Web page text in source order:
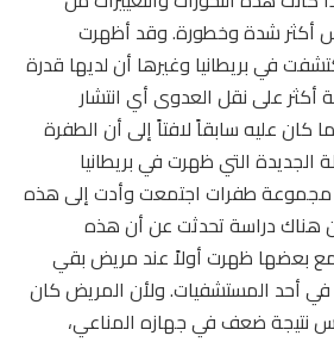
أكثر شدة وخطورة. وقد أظهرت
في بريطانيا وغيرها أن لديها قدرة
أكثر على نقل العدوى أي انتشار
كان عليه سابقاً لافتاً إلى أن الطفرة
الجديدة التي ظهرت في بريطانيا
طفرات اجتمعت وأدت إلى هذه
هناك دراسة تحدثت عن أن هذه
بعضها ظهرت أولاً عند مريض بقي
في أحد المستشفيات. ولأن المريض كان
نتيجة ضعف في جهازه المناعي،